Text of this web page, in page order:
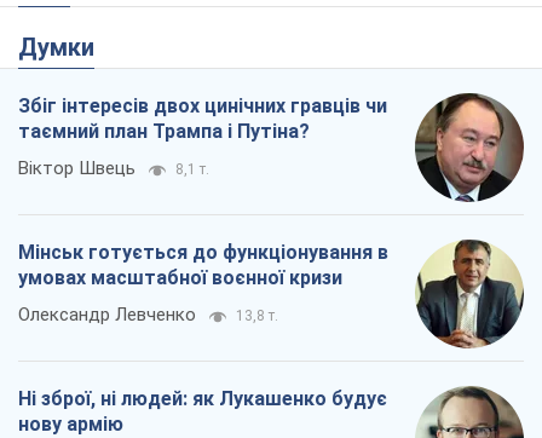
Думки
Збіг інтересів двох цинічних гравців чи
таємний план Трампа і Путіна?
Віктор Швець 8,1 т.
Мінськ готується до функціонування в
умовах масштабної воєнної кризи
Олександр Левченко 13,8 т.
Ні зброї, ні людей: як Лукашенко будує
нову армію